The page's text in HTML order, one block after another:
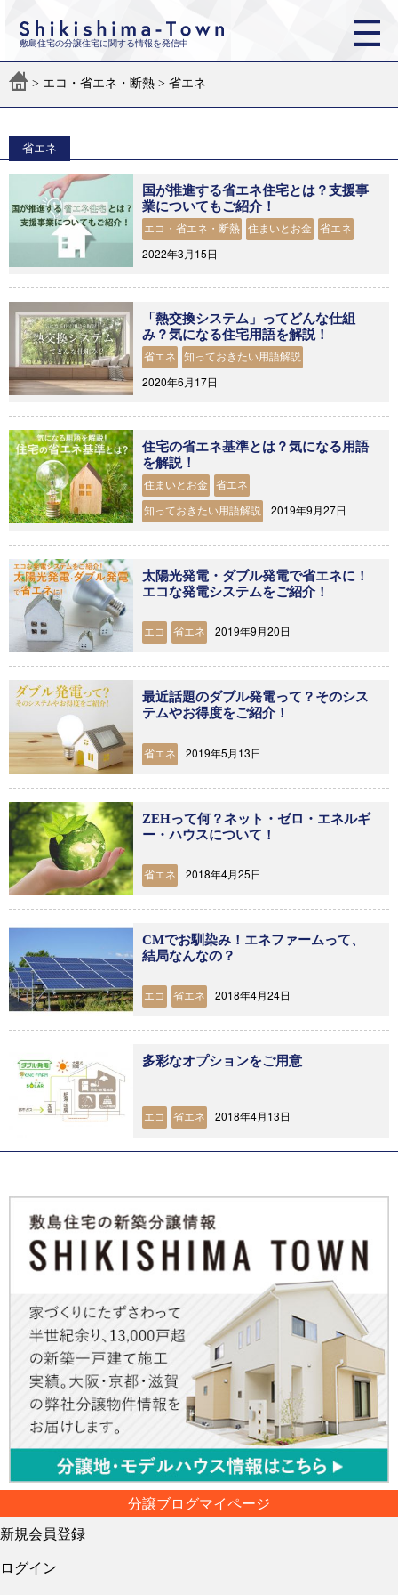
敷島住宅の分譲住宅に関する情報を発信中
> エコ・省エネ・断熱 > 省エネ
省エネ
国が推進する省エネ住宅とは？支援事
業についてもご紹介！
エコ・省エネ・断熱 住まいとお金 省エネ
2022年3月15日
「熱交換システム」ってどんな仕組
み？気になる住宅用語を解説！
省エネ 知っておきたい用語解説
2020年6月17日
住宅の省エネ基準とは？気になる用語
を解説！
住まいとお金 省エネ
知っておきたい用語解説 2019年9月27日
太陽光発電・ダブル発電で省エネに！
エコな発電システムをご紹介！
エコ 省エネ 2019年9月20日
最近話題のダブル発電って？そのシス
テムやお得度をご紹介！
省エネ 2019年5月13日
ZEHって何？ネット・ゼロ・エネルギ
ー・ハウスについて！
省エネ 2018年4月25日
CMでお馴染み！エネファームって、
結局なんなの？
エコ 省エネ 2018年4月24日
多彩なオプションをご用意
エコ 省エネ 2018年4月13日
分譲ブログマイページ
新規会員登録
ログイン